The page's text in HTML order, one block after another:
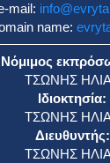
mail:
name:
Νόμιμος
ΤΣΩΝΗΣ
Ιδιοκτησία:
ΤΣΩΝΗΣ
Διευθυντής:
ΤΣΩΝΗΣ